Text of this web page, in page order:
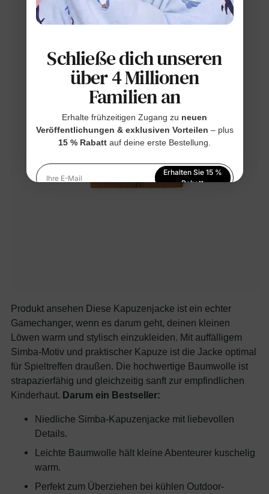
Produkt ansehen Diese Kapuzenjacke ist ein echter
Gamechanger, wenn es darum geht, deinen kleinen
Löwen warm und stylisch einzukleiden. Mit auffälligem
Simba-Motiv und praktischer Kapuze ist die Jacke optimal
für Spieltreffen draußen. Die hochwertige Baumwolle ist
strapazierfähig und gleichzeitig sanft zur empfindlichen
Kinderhaut. Darum ein Bestseller:
Niedliche Simba-Kapuzenjacke mit liebevollen
Details.
Leichte Baumwolle hält kleine Abenteurer kuschelig
warm.
Perfekt zum Überziehen bei kühlen Outdoor-
Schließe dich unseren
über 4 Millionen
Familien an
Erhalte frühzeitigen Zugang zu neuen
Veröffentlichungen & exklusiven Vorteilen – plus
15 % Rabatt auf deine erste Bestellung.
Ihre E-Mail
Erhalten Sie 15 %
Rabatt